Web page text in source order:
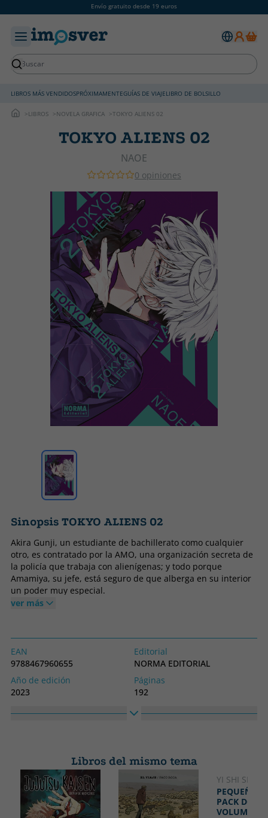
Envío gratuito desde 19 euros
LIBROS MÁS VENDIDOSPRÓXIMAMENTEGUÍAS DE VIAJELIBRO DE BOLSILLO
LIBROS NOVELA GRAFICA TOKYO ALIENS 02
TOKYO ALIENS 02
NAOE
0 opiniones
Sinopsis TOKYO ALIENS 02
Akira Gunji, un estudiante de bachillerato como cualquier
otro, es contratado por la AMO, una organización secreta de
la policía que trabaja con alienígenas; y todo porque
Amamiya, su jefe, está seguro de que alberga en su interior
un poder muy especial.
ver más
EAN
9788467960655
Editorial
NORMA EDITORIAL
Año de edición
2023
Páginas
192
Idioma
180
Ancho
130
Libros del mismo tema
YI SHI SI
PEQUEÑO
PACK DOS
VOLUMENES